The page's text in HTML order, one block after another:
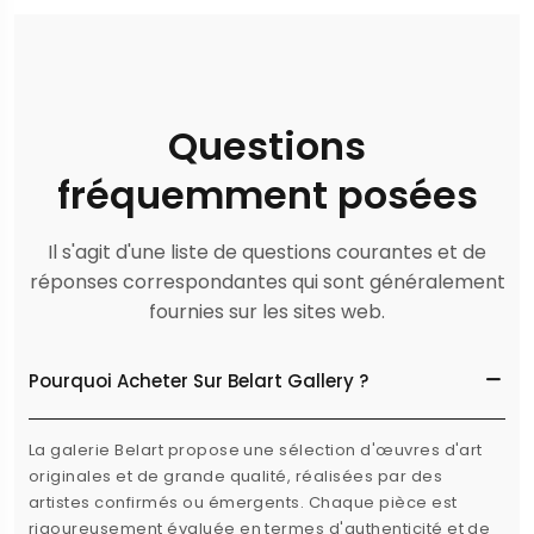
Questions
fréquemment posées
Il s'agit d'une liste de questions courantes et de
réponses correspondantes qui sont généralement
fournies sur les sites web.
Pourquoi Acheter Sur Belart Gallery ?
La galerie Belart propose une sélection d'œuvres d'art
originales et de grande qualité, réalisées par des
artistes confirmés ou émergents. Chaque pièce est
rigoureusement évaluée en termes d'authenticité et de